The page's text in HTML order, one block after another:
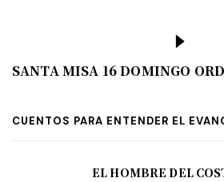
SANTA MISA 16 DOMINGO
CUENTOS PARA ENTENDER EL
EL HOMBRE DEL